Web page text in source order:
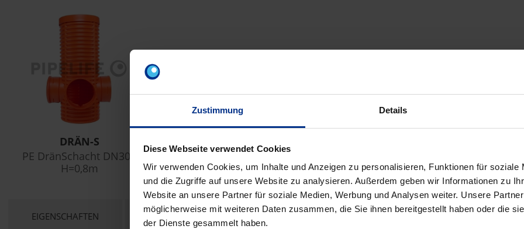
Zustimmung Details
Diese Webseite verwendet Cookies
Wir verwenden Cookies, um Inhalte und Anzeigen zu personalisieren, Funktionen für soziale
und die Zugriffe auf unsere Website zu analysieren. Außerdem geben wir Informationen zu
Website an unsere Partner für soziale Medien, Werbung und Analysen weiter. Unsere
möglicherweise mit weiteren Daten zusammen, die Sie ihnen bereitgestellt haben oder die
der Dienste gesammelt haben.
DRÄN-S
PE DränSchacht DN300
H=0,8m
CURRENT
EIGENSCHAFTEN TECHNISCHE UNTERLAGEN